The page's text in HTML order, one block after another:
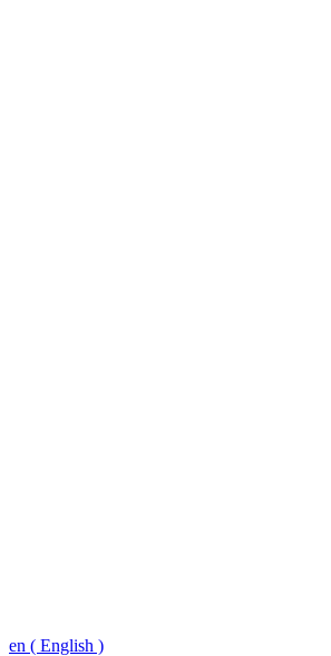
en ( English )